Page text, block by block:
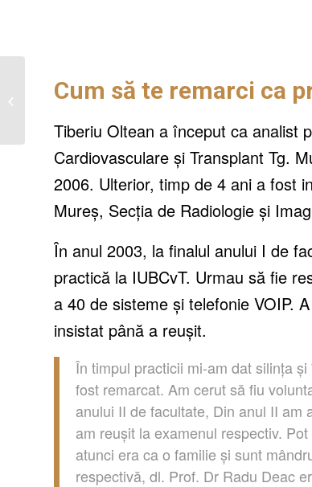
Cum să te remarci ca
Tiberiu Oltean a început ca analist
Cardiovasculare şi Transplant Tg.
2006. Ulterior, timp de 4 ani a fost i
Mureș, Secția de Radiologie și
În anul 2003, la finalul anului I de
practică la IUBCvT. Urmau să fie
a 40 de sisteme și telefonie VOIP. A
insistat până a reușit.
În timpul practicii mi-am dat silințași
fost remarcat. Am cerut săfiu
anului II de facultate, Din anul II am
am reușit la examenul respectiv. Pot
atunci era ca o familie și sunt mâ
respectivă, dl. Prof. Dr Radu Deac
Altostratus, modelul de
succes în antreprenoriat